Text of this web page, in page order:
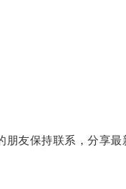
友保持联系，分享最